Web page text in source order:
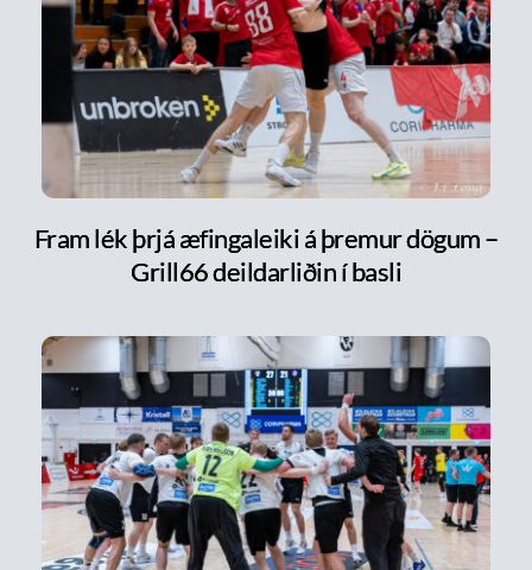
Fram lék þrjá æfingaleiki á þremur dögum –
Grill66 deildarliðin í basli